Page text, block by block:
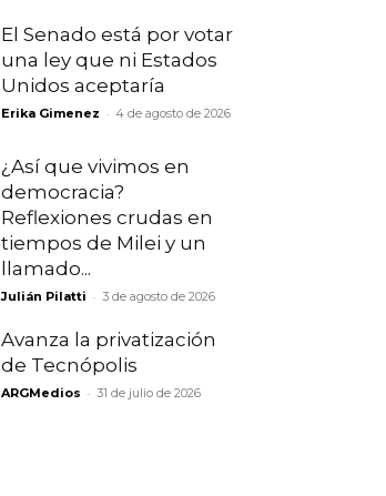
El Senado está por votar
una ley que ni Estados
Unidos aceptaría
Erika Gimenez - 4 de agosto de 2026
¿Así que vivimos en
democracia?
Reflexiones crudas en
tiempos de Milei y un
llamado...
Julián Pilatti - 3 de agosto de 2026
Avanza la privatización
de Tecnópolis
ARGMedios - 31 de julio de 2026